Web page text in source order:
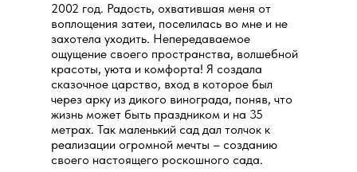
2002 год. Радость, охватившая меня от
воплощения затеи, поселилась во мне и не
захотела уходить. Непередаваемое
ощущение своего пространства, волшебной
красоты, уюта и комфорта! Я создала
сказочное царство, вход в которое был
через арку из дикого винограда, поняв, что
жизнь может быть праздником и на 35
метрах. Так маленький сад дал толчок к
реализации огромной мечты – созданию
своего настоящего роскошного сада.